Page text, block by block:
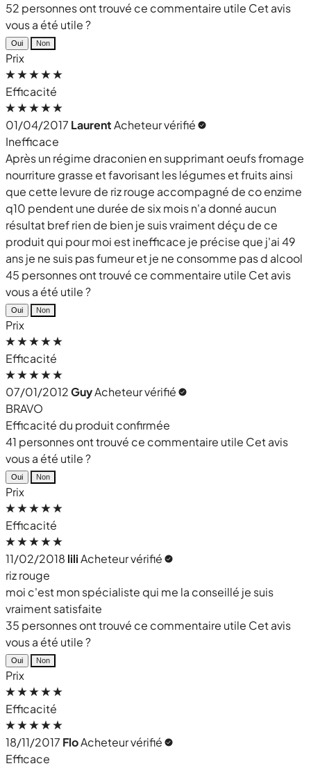
52 personnes ont trouvé ce commentaire utile Cet avis
vous a été utile ?
Oui Non
Prix
Efficacité
01/04/2017 LaurentAcheteur vérifié
Inefficace
Après un régime draconien en supprimant oeufs fromage
nourriture grasse et favorisant les légumes et fruits ainsi
que cette levure de riz rouge accompagné de co enzime
q10 pendent une durée de six mois n'a donné aucun
résultat bref rien de bien je suis vraiment déçu de ce
produit qui pour moi est inefficace je précise que j'ai 49
ans je ne suis pas fumeur et je ne consomme pas d alcool
45 personnes ont trouvé ce commentaire utile Cet avis
vous a été utile ?
Oui Non
Prix
Efficacité
07/01/2012GuyAcheteur vérifié
BRAVO
Efficacité du produit confirmée
41 personnes ont trouvé ce commentaire utile Cet avis
vous a été utile ?
Oui Non
Prix
Efficacité
11/02/2018 liliAcheteur vérifié
riz rouge
moi c'est mon spécialiste qui me la conseillé je suis
vraiment satisfaite
35 personnes ont trouvé ce commentaire utile Cet avis
vous a été utile ?
Oui Non
Prix
Efficacité
18/11/2017 FloAcheteur vérifié
Efficace